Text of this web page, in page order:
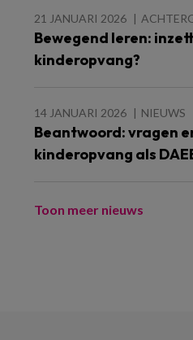
21 JANUARI 2026
Bewegend leren:
kinderopvang?
14 JANUARI 2026 NIEUWS
Beantwoord: vragen
kinderopvang als
Toon meer nieuws